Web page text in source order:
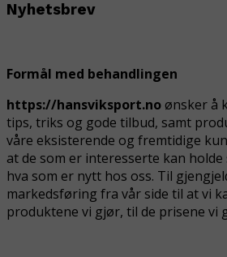
Nyhetsbrev
Formål med behandlingen
https://hansviksport.no ønsker å
tips, triks og gode tilbud, samt
våre eksisterende og fremtidige
at de som er interesserte kan
hva som er nytt hos oss. Til
markedsføring fra vår side til at vi
produktene vi gjør, til de prisene vi